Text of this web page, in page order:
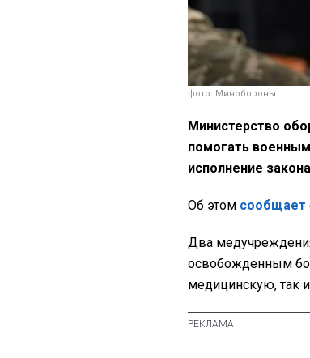
фото: Минобороны
Министерство
помогать
исполнение
Об этом сообщает
Два
освобожденным
медицинскую, так